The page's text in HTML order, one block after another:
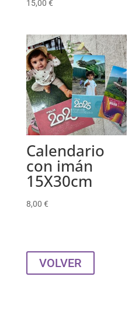
15,00 €
Calendario
con imán
15X30cm
8,00 €
VOLVER